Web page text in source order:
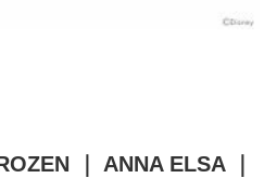
｜ ANNA ELSA ｜